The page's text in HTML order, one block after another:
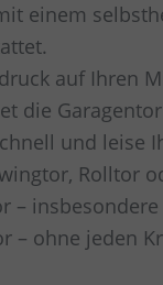
einem
auf Ihren
die Garagentor
und leise
Rolltor
– insbesondere
– ohne jeden